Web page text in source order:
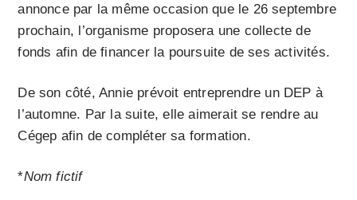
annonce par la même occasion que le 26 septembre
prochain, l’organisme proposera une collecte de
fonds afin de financer la poursuite de ses activités.
De son côté, Annie prévoit entreprendre un DEP à
l’automne. Par la suite, elle aimerait se rendre au
Cégep afin de compléter sa formation.
*Nom fictif